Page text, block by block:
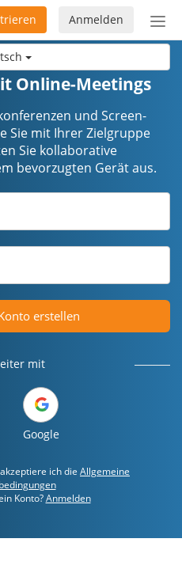
Anmelden
Online-Meetings
und Screen-
Sie mit Ihrer Zielgruppe
Sie kollaborative
bevorzugten Gerät aus.
erstellen
mit
Google
ich die Allgemeine
Konto?Anmelden